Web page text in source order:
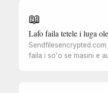
📖
Lafo faila tetele i luga
faila i soʻo se masini e